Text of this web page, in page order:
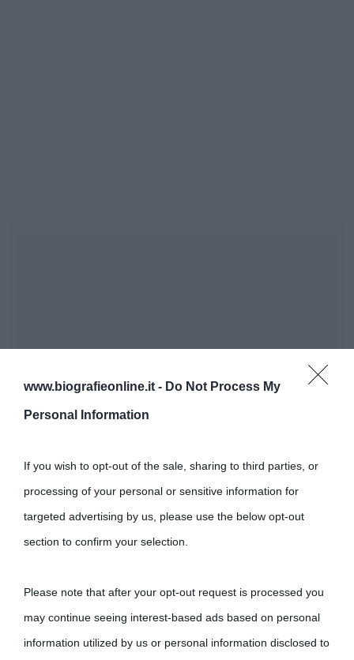
www.biografieonline.it - Do Not Process My
Personal Information
If you wish to opt-out of the sale, sharing to third parties, or
processing of your personal or sensitive information for
targeted advertising by us, please use the below opt-out
section to confirm your selection.
Please note that after your opt-out request is processed you
may continue seeing interest-based ads based on personal
information utilized by us or personal information disclosed to